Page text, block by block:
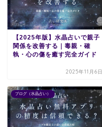
【2025年版】水晶占いで親子
関係を改善する｜毒親・確
執・心の傷を癒す完全ガイド
2025年11月6日
ブログ（水晶占い）